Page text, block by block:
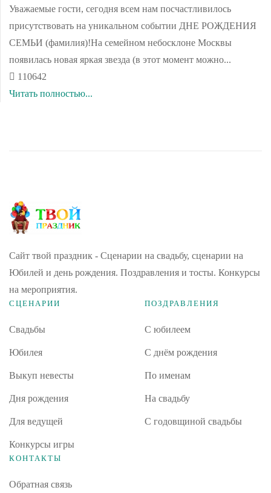
Уважаемые гости, сегодня всем нам посчастливилось
присутствовать на уникальном событии ДНЕ РОЖДЕНИЯ
СЕМЬИ (фамилия)!На семейном небосклоне Москвы
появилась новая яркая звезда (в этот момент можно...
110642
Читать полностью...
Сайт твой праздник - Сценарии на свадьбу, сценарии на
Юбилей и день рождения. Поздравления и тосты. Конкурсы
на мероприятия.
СЦЕНАРИИ
Свадьбы
Юбилея
Выкуп невесты
Дня рождения
Для ведущей
Конкурсы игры
ПОЗДРАВЛЕНИЯ
С юбилеем
С днём рождения
По именам
На свадьбу
С годовщиной свадьбы
КОНТАКТЫ
Обратная связь